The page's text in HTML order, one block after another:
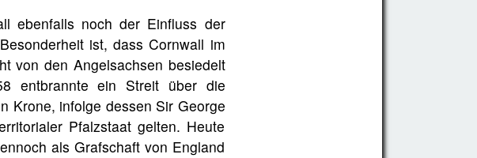
ebenfalls noch der Einfluss der
ist, dass Cornwall im
von den Angelsachsen besiedelt
entbrannte ein Streit über die
Krone, infolge dessen Sir George
Pfalzstaat gelten. Heute
als Grafschaft von England